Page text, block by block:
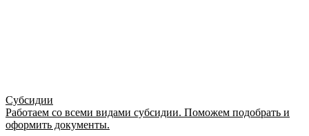
Субсидии
Работаем со всеми видами субсидии. Поможем подобрать и
оформить документы.